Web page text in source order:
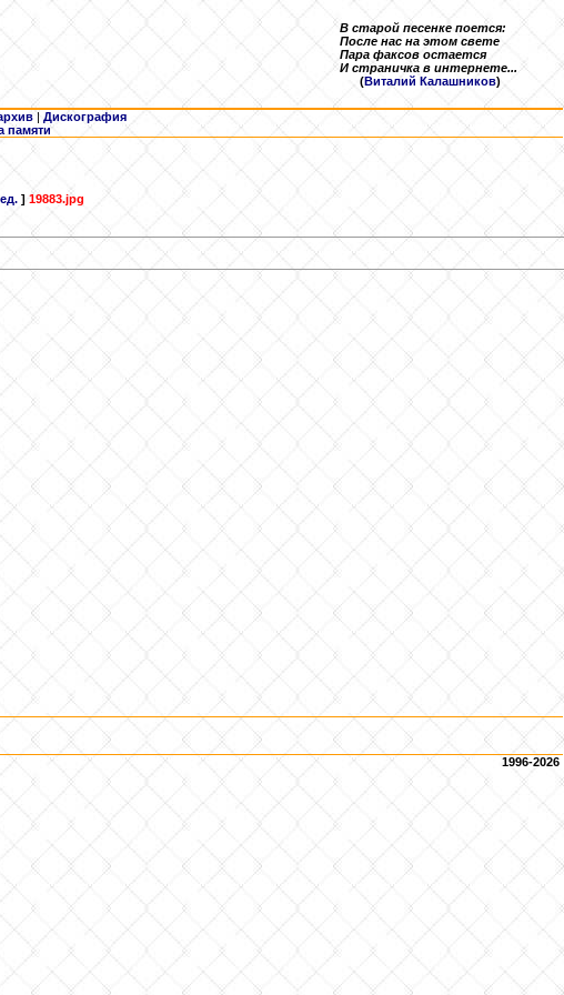
В старой песенке поется:
После нас на этом свете
Пара факсов остается
И страничка в интернете...
(Виталий Калашников)
| Дискография
памяти
] 19883.jpg
1996-2026